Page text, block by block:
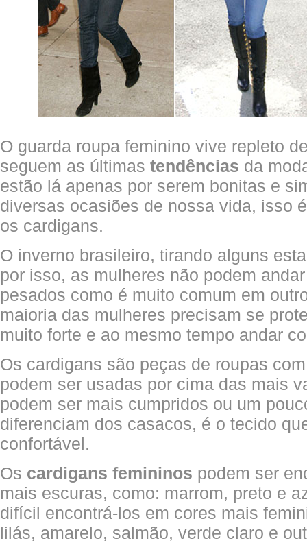
O guarda roupa feminino vive repleto
seguem as últimas tendências da
estão lá apenas por serem bonitas e
diversas ocasiões de nossa vida, isso
os cardigans.
O inverno brasileiro, tirando alguns
por isso, as mulheres não podem
pesados como é muito comum em
maioria das mulheres precisam se
muito forte e ao mesmo tempo andar
Os cardigans são peças de roupas
podem ser usadas por cima das mais
podem ser mais cumpridos ou um
diferenciam dos casacos, é o tecido
confortável.
Os cardigans femininos podem ser
mais escuras, como: marrom, preto e
difícil encontrá-los em cores mais
lilás, amarelo, salmão, verde claro e